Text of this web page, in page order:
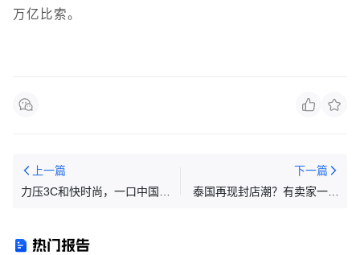
万亿比索。
上一篇
力压3C和快时尚，一口中国陶
下一篇
泰国再现封店潮？有卖家一夜
热门报告